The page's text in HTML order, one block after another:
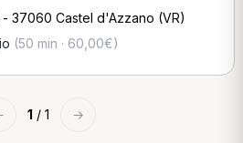
37060 Castel d'Azzano (VR)
(50 min · 60,00€)
1 / 1 →